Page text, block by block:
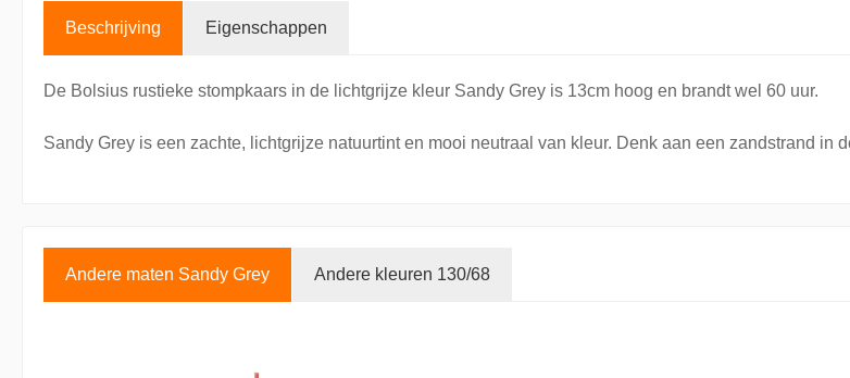
Beschrijving Eigenschappen
De Bolsius rustieke stompkaars in de lichtgrijze kleur Sandy Grey is 13cm hoog en brandt wel 60 uur.
Sandy Grey is een zachte, lichtgrijze natuurtint en mooi neutraal van kleur. Denk aan een zandstrand in
Andere maten Sandy Grey Andere kleuren 130/68